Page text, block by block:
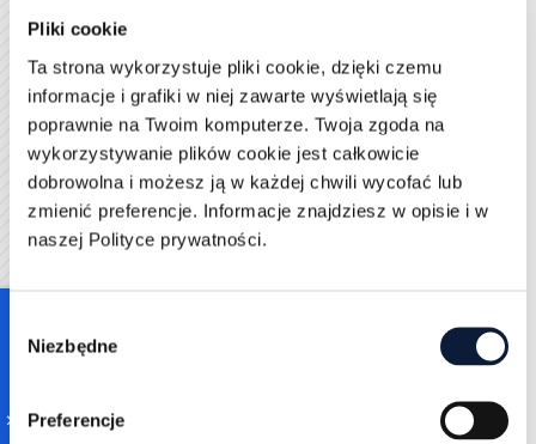
Pliki cookie
Ta strona wykorzystuje pliki cookie, dzięki czemu
informacje i grafiki w niej zawarte wyświetlają się
poprawnie na Twoim komputerze. Twoja zgoda na
wykorzystywanie plików cookie jest całkowicie
dobrowolna i możesz ją w każdej chwili wycofać lub
zmienić preferencje. Informacje znajdziesz w opisie i w
naszej Polityce prywatności.
Selection
Niezbędne
Preferencje
integracja z social mediami, projektowanie
właściwych maili czy szeroko pojęte zarządzanie
kampanią mailingową. Do przykładów popularnych
narzędzi zaliczamy między innymi:
GetResponse
MailChimp
ConvertKit
Z pomocą narzędzi wspomagających
odpowiedzialne za analizę liczby kliknięć i